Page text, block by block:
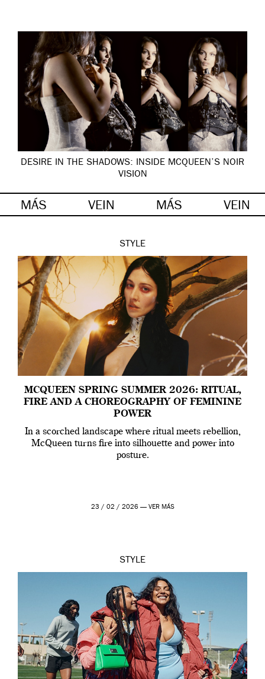
DESIRE IN THE SHADOWS: INSIDE MCQUEEN’S NOIR
VISION
MÁS VEIN MÁS VEIN
STYLE
MCQUEEN SPRING SUMMER 2026: RITUAL,
FIRE AND A CHOREOGRAPHY OF FEMININE
POWER
In a scorched landscape where ritual meets rebellion,
McQueen turns fire into silhouette and power into
posture.
23 / 02 / 2026 — VER MÁS
STYLE